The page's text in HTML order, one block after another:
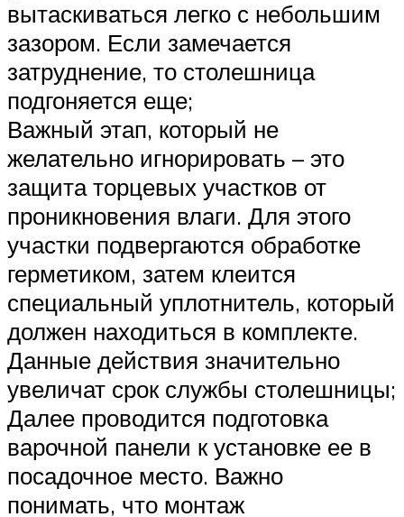
вытаскиваться легко с небольшим
зазором. Если замечается
затруднение, то столешница
подгоняется еще;
Важный этап, который не
желательно игнорировать – это
защита торцевых участков от
проникновения влаги. Для этого
участки подвергаются обработке
герметиком, затем клеится
специальный уплотнитель, который
должен находиться в комплекте.
Данные действия значительно
увеличат срок службы столешницы;
Далее проводится подготовка
варочной панели к установке ее в
посадочное место. Важно
понимать, что монтаж